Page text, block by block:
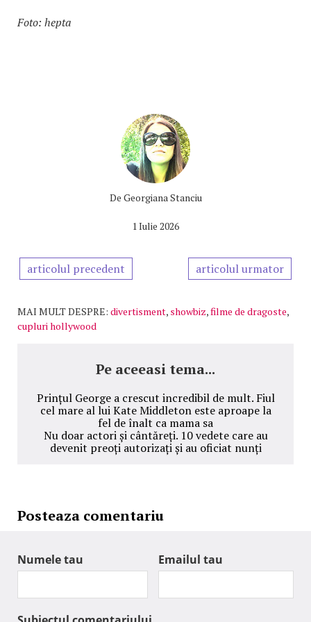
Foto: hepta
De Georgiana Stanciu
1 Iulie 2026
articolul precedent articolul urmator
MAI MULT DESPRE: divertisment, showbiz,filme de dragoste,
cupluri hollywood
Pe aceeasi tema...
Prințul George a crescut incredibil de mult. Fiul
cel mare al lui Kate Middleton este aproape la
fel de înalt ca mama sa
Nu doar actori și cântăreți. 10 vedete care au
devenit preoți autorizați și au oficiat nunți
Posteaza comentariu
Numele tau Emailul tau